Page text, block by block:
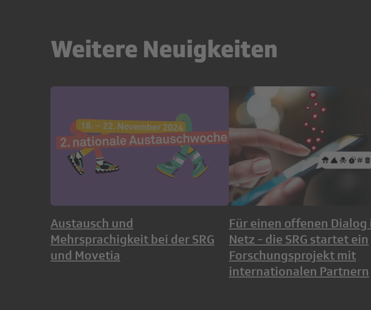
Weitere Neuigkeiten
Austausch und
Mehrsprachigkeit bei der SRG
und Movetia
Für einen offenen Dialog
Netz - die SRG startet ein
Forschungsprojekt mit
internationalen Partnern